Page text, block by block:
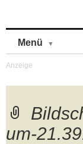
Menü
um-